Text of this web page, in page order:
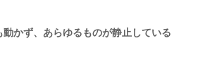
かず、あらゆるものが静止している